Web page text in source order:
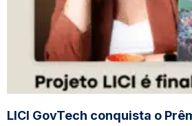
LICI GovTech conquista o